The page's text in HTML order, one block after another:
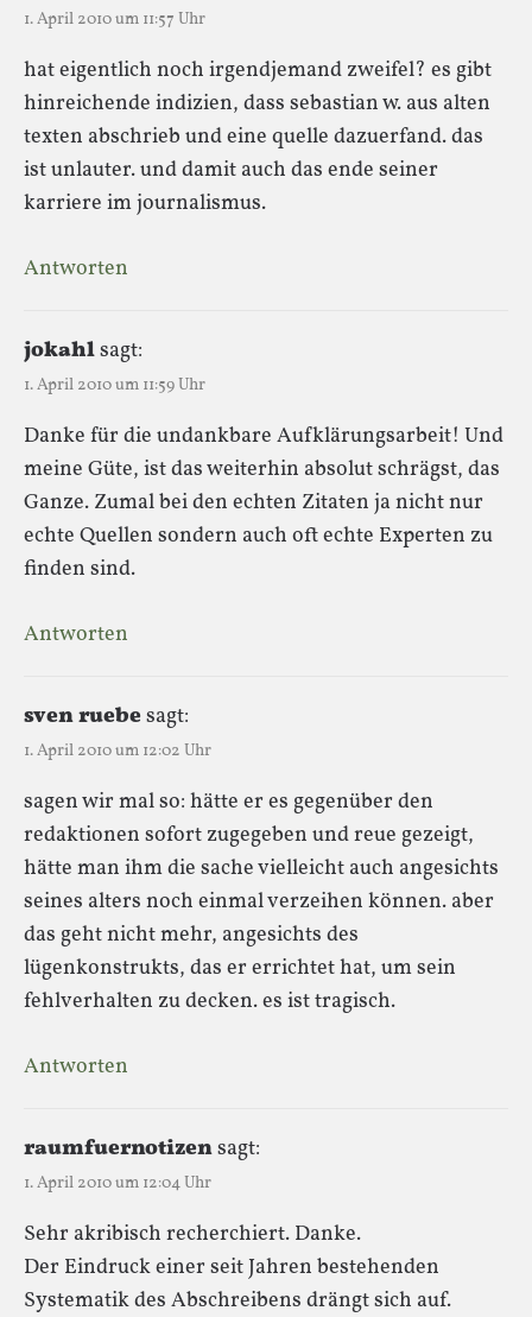
1. April 2010 um 11:57 Uhr
hat eigentlich noch irgendjemand zweifel? es gibt
hinreichende indizien, dass sebastian w. aus alten
texten abschrieb und eine quelle dazuerfand. das
ist unlauter. und damit auch das ende seiner
karriere im journalismus.
Antworten
jokahlsagt:
1. April 2010 um 11:59 Uhr
Danke für die undankbare Aufklärungsarbeit! Und
meine Güte, ist das weiterhin absolut schrägst, das
Ganze. Zumal bei den echten Zitaten ja nicht nur
echte Quellen sondern auch oft echte Experten zu
finden sind.
Antworten
sven ruebesagt:
1. April 2010 um 12:02 Uhr
sagen wir mal so: hätte er es gegenüber den
redaktionen sofort zugegeben und reue gezeigt,
hätte man ihm die sache vielleicht auch angesichts
seines alters noch einmal verzeihen können. aber
das geht nicht mehr, angesichts des
lügenkonstrukts, das er errichtet hat, um sein
fehlverhalten zu decken. es ist tragisch.
Antworten
raumfuernotizensagt:
1. April 2010 um 12:04 Uhr
Sehr akribisch recherchiert. Danke.
Der Eindruck einer seit Jahren bestehenden
Systematik des Abschreibens drängt sich auf.